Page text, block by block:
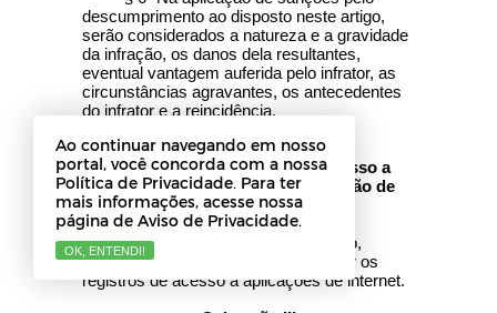
descumprimento ao disposto neste artigo,
serão considerados a natureza e a gravidade
da infração, os danos dela resultantes,
eventual vantagem auferida pelo infrator, as
circunstâncias agravantes, os antecedentes
do infrator e a reincidência.
Subseção II
Da Guarda de Registros de Acesso a
Aplicações de Internet na Provisão de
Conexão
Art. 14. Na provisão de conexão,
onerosa ou gratuita, é vedado guardar os
registros de acesso a aplicações de internet.
Ao continuar navegando em nosso
portal, você concorda com a nossa
Política de Privacidade. Para ter
mais informações, acesse nossa
página de Aviso de Privacidade.
OK, ENTENDI!